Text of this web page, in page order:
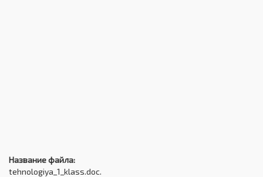
Название файла:
tehnologiya_1_klass.doc.